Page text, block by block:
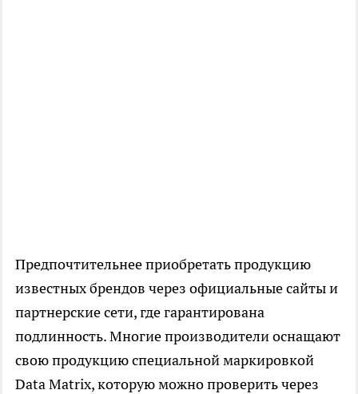
Предпочтительнее приобретать продукцию
известных брендов через официальные сайты и
партнерские сети, где гарантирована
подлинность. Многие производители оснащают
свою продукцию специальной маркировкой
Data Matrix, которую можно проверить через